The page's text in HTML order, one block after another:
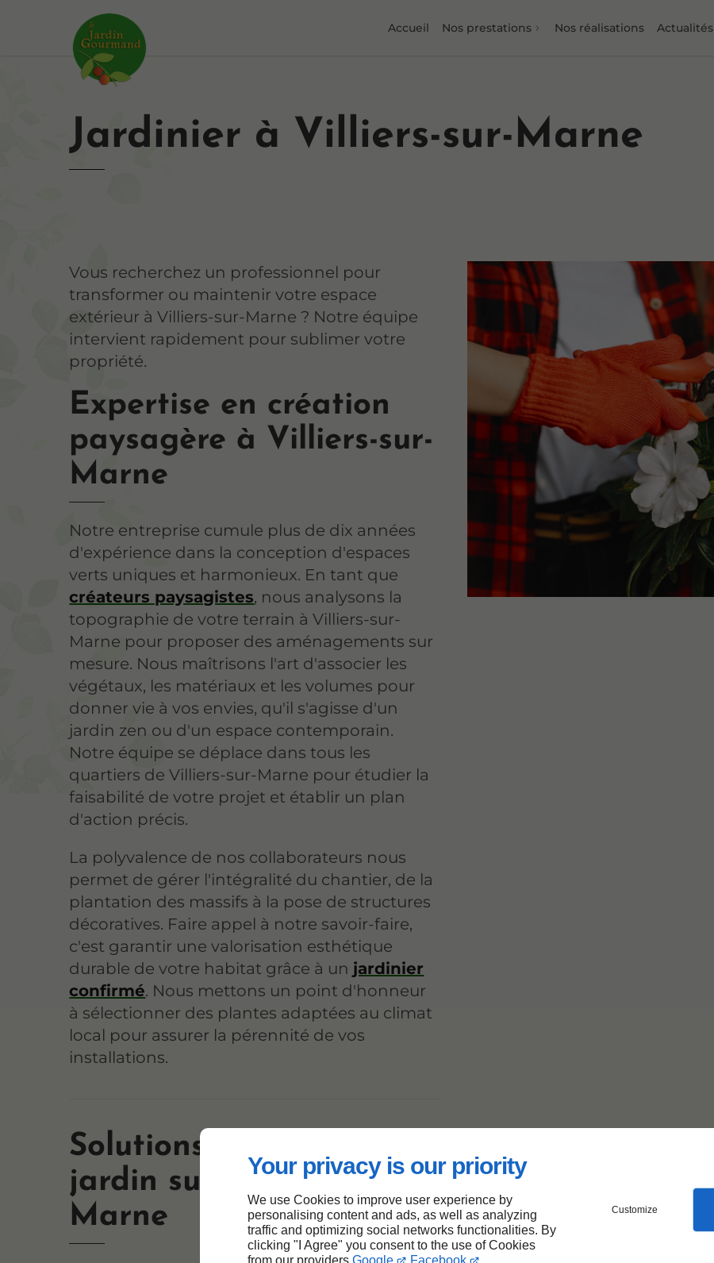
Your privacy is our priority
We use Cookies to improve user experience by
personalising content and ads, as well as analyzing
traffic and optimizing social networks functionalities. By
clicking "I Agree" you consent to the use of Cookies
from our providers Google Facebook .
Customize
Accueil Nos prestations Nos réalisations Actualités
Jardinier à Villiers-sur-Marne
Vous recherchez un professionnel pour
transformer ou maintenir votre espace
extérieur à Villiers-sur-Marne ? Notre équipe
intervient rapidement pour sublimer votre
propriété.
Expertise en création
paysagère à Villiers-sur-
Marne
Notre entreprise cumule plus de dix années
d'expérience dans la conception d'espaces
verts uniques et harmonieux. En tant que
créateurs paysagistes, nous analysons la
topographie de votre terrain à Villiers-sur-
Marne pour proposer des aménagements sur
mesure. Nous maîtrisons l'art d'associer les
végétaux, les matériaux et les volumes pour
donner vie à vos envies, qu'il s'agisse d'un
jardin zen ou d'un espace contemporain.
Notre équipe se déplace dans tous les
quartiers de Villiers-sur-Marne pour étudier la
faisabilité de votre projet et établir un plan
d'action précis.
La polyvalence de nos collaborateurs nous
permet de gérer l'intégralité du chantier, de la
plantation des massifs à la pose de structures
décoratives. Faire appel à notre savoir-faire,
c'est garantir une valorisation esthétique
durable de votre habitat grâce à un jardinier
confirmé. Nous mettons un point d'honneur
à sélectionner des plantes adaptées au climat
local pour assurer la pérennité de vos
installations.
Solutions d'entretien de
jardin sur Villiers-sur-
Marne